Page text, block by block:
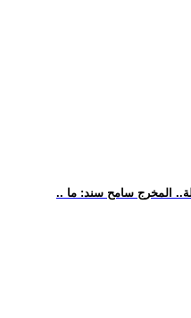
المخرج سامح سند: ما